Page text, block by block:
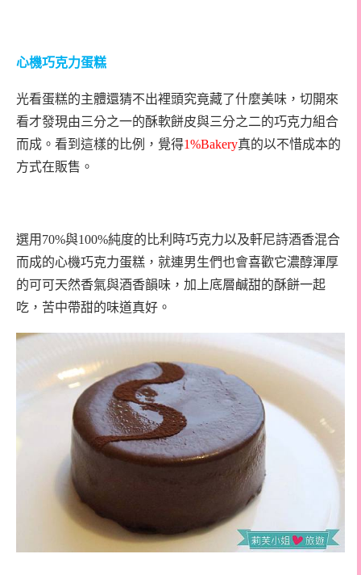
心機巧克力蛋糕
光看蛋糕的主體還猜不出裡頭究竟藏了什麼美味，切開來
看才發現由三分之一的酥軟餅皮與三分之二的巧克力組合
而成。看到這樣的比例，覺得1%Bakery真的以不惜成本的
方式在販售。
選用70%與100%純度的比利時巧克力以及軒尼詩酒香混合
而成的心機巧克力蛋糕，就連男生們也會喜歡它濃醇渾厚
的可可天然香氣與酒香韻味，加上底層鹹甜的酥餅一起
吃，苦中帶甜的味道真好。